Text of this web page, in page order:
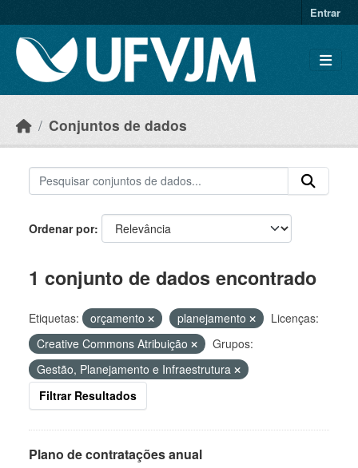
Entrar
Conjuntos de dados
Ordenar por
1 conjunto de dados encontrado
Etiquetas: orçamento planejamento
Licenças:
Creative Commons Atribuição
Grupos:
Gestão, Planejamento e Infraestrutura
Filtrar Resultados
Plano de contratações anual